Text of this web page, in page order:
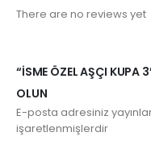
There are no reviews yet
“İSME ÖZEL AŞÇI KUPA
OLUN
E-posta adresiniz
işaretlenmişlerdir